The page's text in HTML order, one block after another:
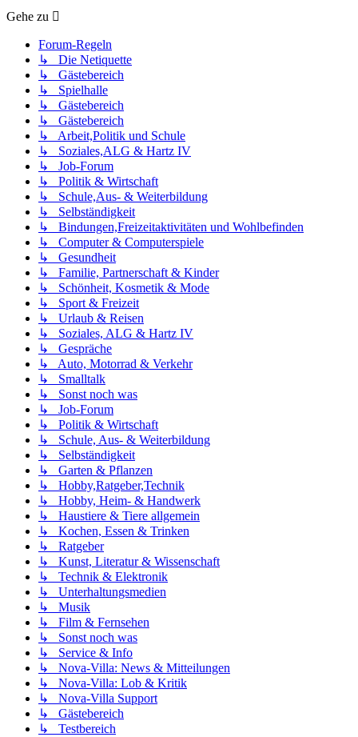
Gehe zu
Forum-Regeln
↳ Die Netiquette
↳ Gästebereich
↳ Spielhalle
↳ Gästebereich
↳ Gästebereich
↳ Arbeit,Politik und Schule
↳ Soziales,ALG & Hartz IV
↳ Job-Forum
↳ Politik & Wirtschaft
↳ Schule,Aus- & Weiterbildung
↳ Selbständigkeit
↳ Bindungen,Freizeitaktivitäten und Wohlbefinden
↳ Computer & Computerspiele
↳ Gesundheit
↳ Familie, Partnerschaft & Kinder
↳ Schönheit, Kosmetik & Mode
↳ Sport & Freizeit
↳ Urlaub & Reisen
↳ Soziales, ALG & Hartz IV
↳ Gespräche
↳ Auto, Motorrad & Verkehr
↳ Smalltalk
↳ Sonst noch was
↳ Job-Forum
↳ Politik & Wirtschaft
↳ Schule, Aus- & Weiterbildung
↳ Selbständigkeit
↳ Garten & Pflanzen
↳ Hobby,Ratgeber,Technik
↳ Hobby, Heim- & Handwerk
↳ Haustiere & Tiere allgemein
↳ Kochen, Essen & Trinken
↳ Ratgeber
↳ Kunst, Literatur & Wissenschaft
↳ Technik & Elektronik
↳ Unterhaltungsmedien
↳ Musik
↳ Film & Fernsehen
↳ Sonst noch was
↳ Service & Info
↳ Nova-Villa: News & Mitteilungen
↳ Nova-Villa: Lob & Kritik
↳ Nova-Villa Support
↳ Gästebereich
↳ Testbereich